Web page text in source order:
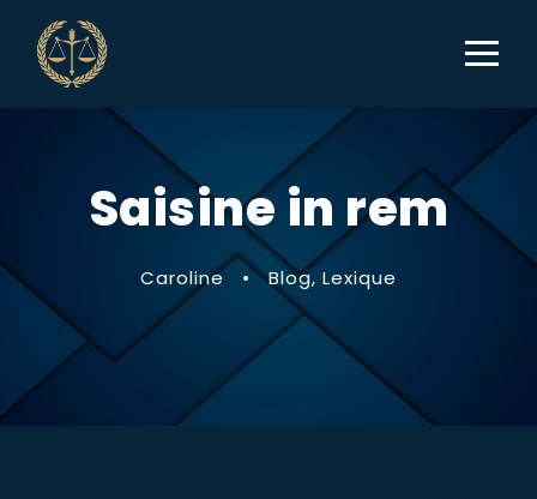
Saisine in rem
Caroline • Blog, Lexique